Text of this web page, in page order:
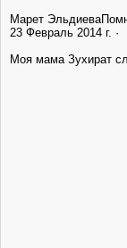
Марет
23 Февраль 2014 г. ·
Моя мама Зухират